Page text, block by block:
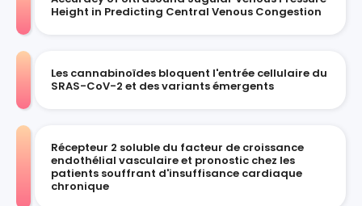
Height in Predicting Central Venous Congestion
Les cannabinoïdes bloquent l'entrée cellulaire du
SRAS-CoV-2 et des variants émergents
Récepteur 2 soluble du facteur de croissance
endothélial vasculaire et pronostic chez les
patients souffrant d'insuffisance cardiaque
chronique